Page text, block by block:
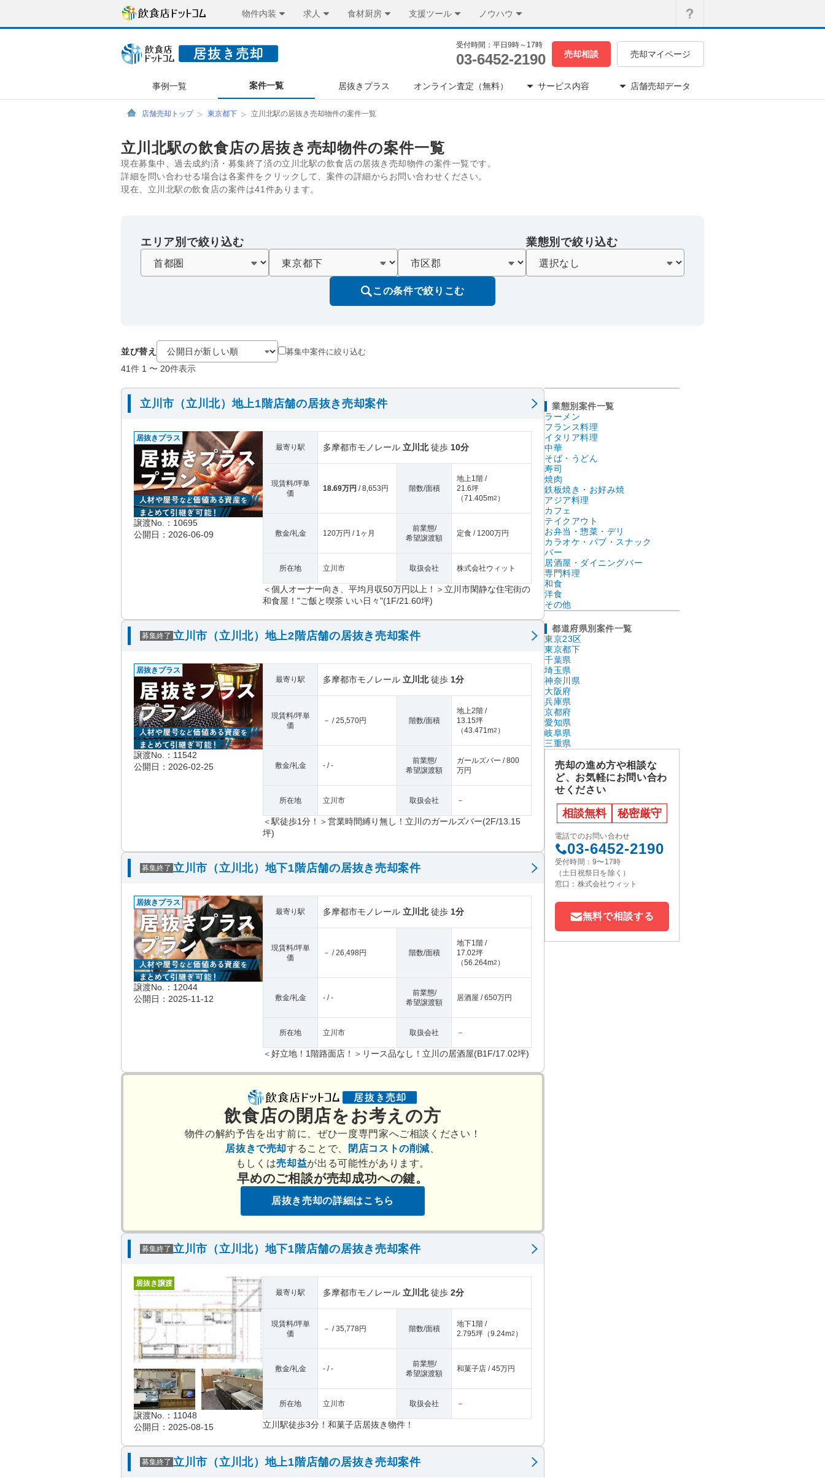
物件内装 求人 食材厨房 支援ツール ノウハウ
受付時間：平日9時～17時
03-6452-2190 売却相談 売却マイページ
事例一覧 案件一覧 居抜きプラス オンライン査定（無料） サービス内容 店舗売却データ
店舗売却トップ 東京都下 立川北駅の居抜き売却物件の案件一覧
立川北駅の飲食店の居抜き売却物件の案件一覧
現在募集中、過去成約済・募集終了済の立川北駅の飲食店の居抜き売却物件の案件一覧です。
詳細を問い合わせる場合は各案件をクリックして、案件の詳細からお問い合わせください。
現在、立川北駅の飲食店の案件は41件あります。
エリア別で絞り込む 業態別で絞り込む
この条件で絞りこむ
並び替え 募集中案件に絞り込む
41件 1 〜 20件表示
立川市（立川北）地上1階店舗の居抜き売却案件
居抜きプラス
譲渡No.：10695
公開日：2026-06-09
最寄り駅 多摩都市モノレール 立川北徒歩 10分
現賃料/坪単
価
18.69万円 / 8,653円 階数/面積
地上1階 /
21.6坪
（71.405m2 ）
敷金/礼金 120万円 / 1ヶ月
前業態/
希望譲渡額
定食 / 1200万円
所在地 立川市 取扱会社 株式会社ウィット
＜個人オーナー向き、平均月収50万円以上！＞立川市閑静な住宅街の
和食屋！"ご飯と喫茶 いい日々"(1F/21.60坪)
募集終了 立川市（立川北）地上2階店舗の居抜き売却案件
居抜きプラス
譲渡No.：11542
公開日：2026-02-25
最寄り駅 多摩都市モノレール 立川北徒歩 1分
現賃料/坪単
価
－ / 25,570円 階数/面積
地上2階 /
13.15坪
（43.471m2 ）
敷金/礼金 - / -
前業態/
希望譲渡額
ガールズバー / 800
万円
所在地 立川市 取扱会社 －
＜駅徒歩1分！＞営業時間縛り無し！立川のガールズバー(2F/13.15
坪)
募集終了 立川市（立川北）地下1階店舗の居抜き売却案件
居抜きプラス
譲渡No.：12044
公開日：2025-11-12
最寄り駅 多摩都市モノレール 立川北徒歩 1分
現賃料/坪単
価
－ / 26,498円 階数/面積
地下1階 /
17.02坪
（56.264m2 ）
敷金/礼金 - / -
前業態/
希望譲渡額
居酒屋 / 650万円
所在地 立川市 取扱会社 －
＜好立地！1階路面店！＞リース品なし！立川の居酒屋(B1F/17.02坪)
飲食店の閉店をお考えの方
物件の解約予告を出す前に、ぜひ一度専門家へご相談ください！
居抜きで売却することで、 閉店コストの削減
もしくは売却益が出る可能性があります。
早めのご相談が売却成功への鍵。
居抜き売却の詳細はこちら
募集終了 立川市（立川北）地下1階店舗の居抜き売却案件
居抜き譲渡
譲渡No.：11048
公開日：2025-08-15
最寄り駅 多摩都市モノレール 立川北徒歩 2分
現賃料/坪単
価
－ / 35,778円 階数/面積
地下1階 /
2.795坪 （9.24m2 ）
敷金/礼金 - / -
前業態/
希望譲渡額
和菓子店 / 45万円
所在地 立川市 取扱会社 －
立川駅徒歩3分！和菓子店居抜き物件！
募集終了 立川市（立川北）地上1階店舗の居抜き売却案件
業態別案件一覧
ラーメン
フランス料理
イタリア料理
中華
そば・うどん
寿司
焼肉
鉄板焼き・お好み焼
アジア料理
カフェ
テイクアウト
お弁当・惣菜・デリ
カラオケ・パブ・スナック
バー
居酒屋・ダイニングバー
専門料理
和食
洋食
その他
都道府県別案件一覧
東京23区
東京都下
千葉県
埼玉県
神奈川県
大阪府
兵庫県
京都府
愛知県
岐阜県
三重県
売却の進め方や相談な
ど、お気軽にお問い合わ
せください
相談無料 秘密厳守
電話でのお問い合わせ
03-6452-2190
受付時間：9〜17時
（土日祝祭日を除く）
窓口：株式会社ウィット
無料で相談する